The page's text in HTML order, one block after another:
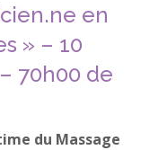
en
» – 10
70h00 de
du Massage